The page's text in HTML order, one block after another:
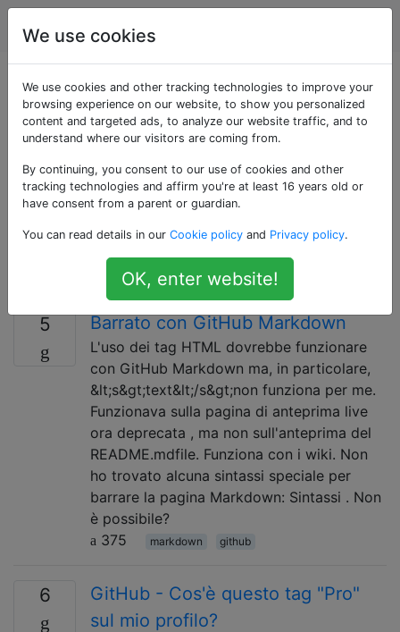
Applicazioni Web
Domande taggate
«github»
Servizio di hosting per progetti software che
utilizzano il sistema di controllo di revisione Git. Per
come usare la sua ricerca, spingere la tua filiale o
repository, formattazione e directory della pagina wiki
e evidenziazione della sintassi sui file README.
5 Barrato con GitHub Markdown
L'uso dei tag HTML dovrebbe funzionare
con GitHub Markdown ma, in particolare,
&lt;s&gt;text&lt;/s&gt;non funziona per me.
Funzionava sulla pagina di anteprima live
ora deprecata , ma non sull'anteprima del
README.mdfile. Funziona con i wiki. Non
ho trovato alcuna sintassi speciale per
barrare la pagina Markdown: Sintassi . Non
è possibile?
375
markdown github
6
GitHub - Cos'è questo tag "Pro"
sul mio profilo?
We use cookies
We use cookies and other tracking technologies to improve your
browsing experience on our website, to show you personalized
content and targeted ads, to analyze our website traffic, and to
understand where our visitors are coming from.
By continuing, you consent to our use of cookies and other
tracking technologies and affirm you're at least 16 years old or
have consent from a parent or guardian.
You can read details in our Cookie policy and Privacy policy.
OK, enter website!